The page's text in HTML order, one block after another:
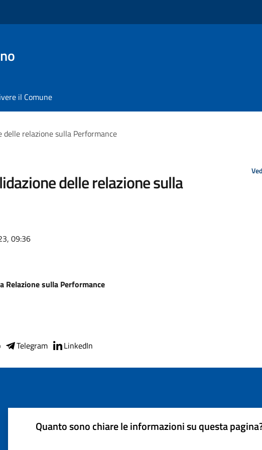
il Comune
delle relazione sulla Performance
delle relazione sulla
09:36
Relazione sulla Performance
Telegram LinkedIn
Quanto sono chiare le informazioni su questa